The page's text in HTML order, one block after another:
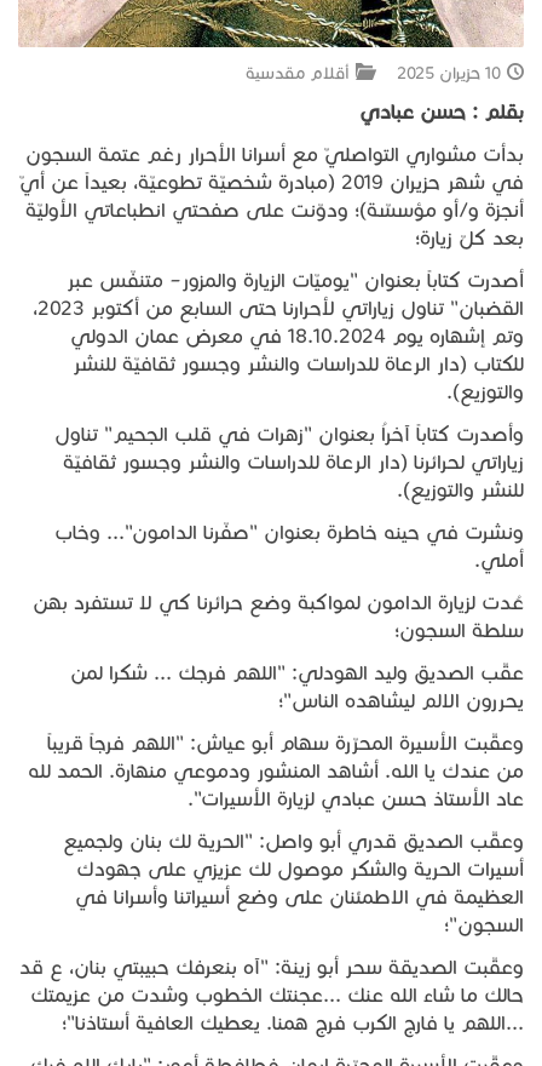
10 حزيران 2025 أقلام مقدسية
بقلم : حسن عبادي
بدأت مشواري التواصليّ مع أسرانا الأحرار رغم عتمة السجون
في شهر حزيران 2019 (مبادرة شخصيّة تطوعيّة، بعيداً عن أيّ
أنجزة و/أو مؤسسّة)؛ ودوّنت على صفحتي انطباعاتي الأوليّة
بعد كلّ زيارة؛
أصدرت كتاباً بعنوان "يوميّات الزيارة والمزور– متنفّس عبر
القضبان" تناول زياراتي لأحرارنا حتى السابع من أكتوبر 2023،
وتم إشهاره يوم 18.10.2024 في معرض عمان الدولي
للكتاب (دار الرعاة للدراسات والنشر وجسور ثقافيّة للنشر
والتوزيع).
وأصدرت كتاباً آخراُ بعنوان "زهرات في قلب الجحيم" تناول
زياراتي لحرائرنا (دار الرعاة للدراسات والنشر وجسور ثقافيّة
للنشر والتوزيع).
ونشرت في حينه خاطرة بعنوان "صفّرنا الدامون"... وخاب
أملي.
عُدت لزيارة الدامون لمواكبة وضع حرائرنا كي لا تستفرد بهن
سلطة السجون؛
عقّب الصديق وليد الهودلي: "اللهم فرجك ... شكرا لمن
يحررون الالم ليشاهده الناس"؛
وعقّبت الأسيرة المحرّرة سهام أبو عياش: "اللهم فرجاً قريباً
من عندك يا الله. أشاهد المنشور ودموعي منهارة. الحمد لله
عاد الأستاذ حسن عبادي لزيارة الأسيرات".
وعقّب الصديق قدري أبو واصل: "الحرية لك بنان ولجميع
أسيرات الحرية والشكر موصول لك عزيزي على جهودك
العظيمة في الاطمئنان على وضع أسيراتنا وأسرانا في
السجون"؛
وعقّبت الصديقة سحر أبو زينة: "آه بنعرفك حبيبتي بنان، ع قد
حالك ما شاء الله عنك ...عجنتك الخطوب وشدت من عزيمتك
...اللهم يا فارج الكرب فرج همنا. يعطيك العافية أستاذنا"؛